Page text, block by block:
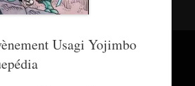
Usagi Yojimbo